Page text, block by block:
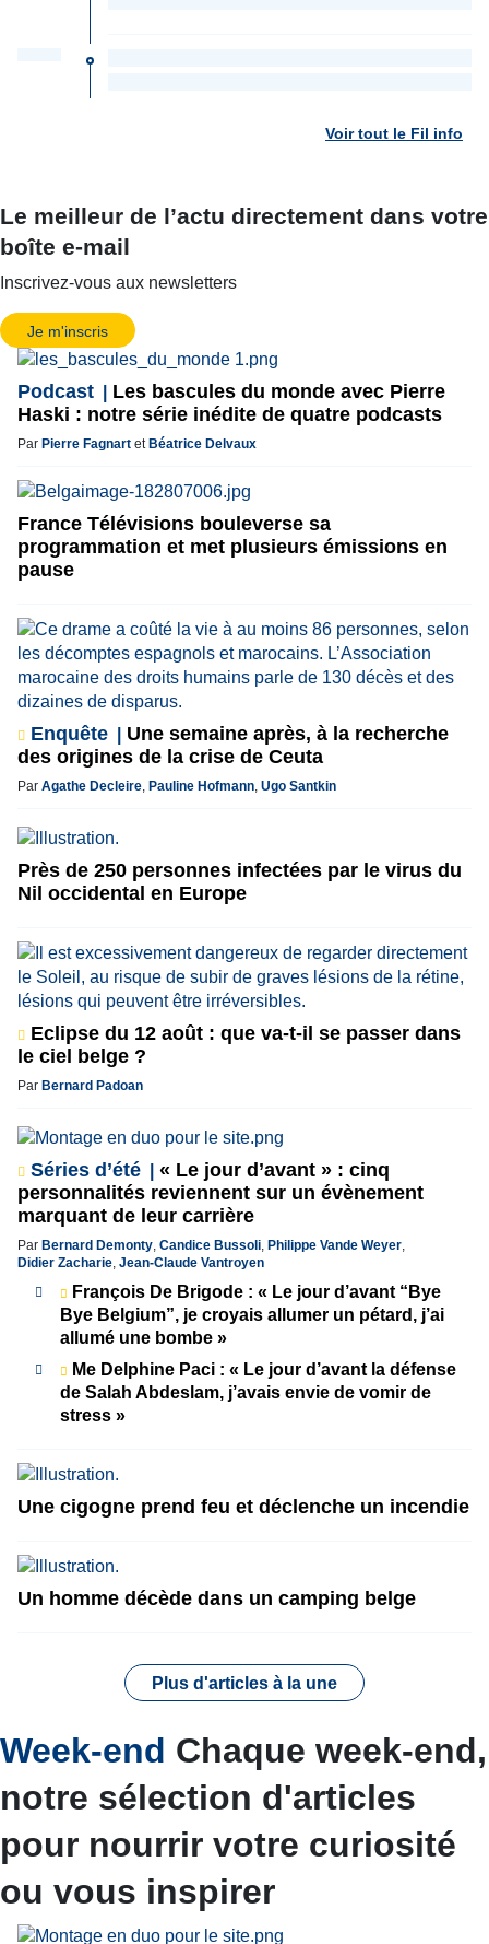
Voir tout le Fil info
Le meilleur de l’actu directement dans votre
boîte e-mail
Inscrivez-vous aux newsletters
Je m'inscris
Podcast
Les bascules du monde avec Pierre
Haski : notre série inédite de quatre podcasts
Par Pierre Fagnart et Béatrice Delvaux
France Télévisions bouleverse sa
programmation et met plusieurs émissions en
pause
Enquête
Une semaine après, à la recherche
des origines de la crise de Ceuta
Par Agathe Decleire, Pauline Hofmann, Ugo Santkin
Près de 250 personnes infectées par le virus du
Nil occidental en Europe
Eclipse du 12 août : que va-t-il se passer dans
le ciel belge ?
Par Bernard Padoan
Séries d’été
« Le jour d’avant » : cinq
personnalités reviennent sur un évènement
marquant de leur carrière
Par Bernard Demonty, Candice Bussoli, Philippe Vande Weyer,
Didier Zacharie, Jean-Claude Vantroyen
François De Brigode : « Le jour d’avant “Bye
Bye Belgium”, je croyais allumer un pétard, j’ai
allumé une bombe »
Me Delphine Paci : « Le jour d’avant la défense
de Salah Abdeslam, j’avais envie de vomir de
stress »
Une cigogne prend feu et déclenche un incendie
Un homme décède dans un camping belge
Plus d'articles à la une
Week-end Chaque week-end,
notre sélection d'articles
pour nourrir votre curiosité
ou vous inspirer